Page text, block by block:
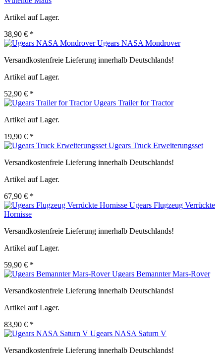
Artikel auf Lager.
38,90 € *
Ugears NASA Mondrover
Versandkostenfreie Lieferung innerhalb Deutschlands!
Artikel auf Lager.
52,90 € *
Ugears Trailer for Tractor
Artikel auf Lager.
19,90 € *
Ugears Truck Erweiterungsset
Versandkostenfreie Lieferung innerhalb Deutschlands!
Artikel auf Lager.
67,90 € *
Ugears Flugzeug Verrückte
Hornisse
Versandkostenfreie Lieferung innerhalb Deutschlands!
Artikel auf Lager.
59,90 € *
Ugears Bemannter Mars-Rover
Versandkostenfreie Lieferung innerhalb Deutschlands!
Artikel auf Lager.
83,90 € *
Ugears NASA Saturn V
Versandkostenfreie Lieferung innerhalb Deutschlands!